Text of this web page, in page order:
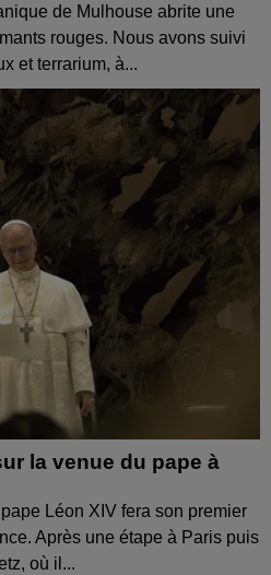
de Mulhouse abrite une
rouges. Nous avons suivi
et terrarium, à...
la venue du pape à
Léon XIV fera son premier
Après une étape à Paris puis
où il...